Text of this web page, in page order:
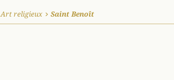
Art religieux Saint Benoît